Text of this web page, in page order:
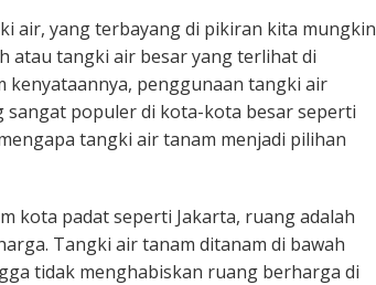
air, yang terbayang di pikiran kita mungkin
atau tangki air besar yang terlihat di
kenyataannya, penggunaan tangki air
sangat populer di kota-kota besar seperti
tangki air tanam menjadi pilihan
kota padat seperti Jakarta, ruang adalah
Tangki air tanam ditanam di bawah
tidak menghabiskan ruang berharga di